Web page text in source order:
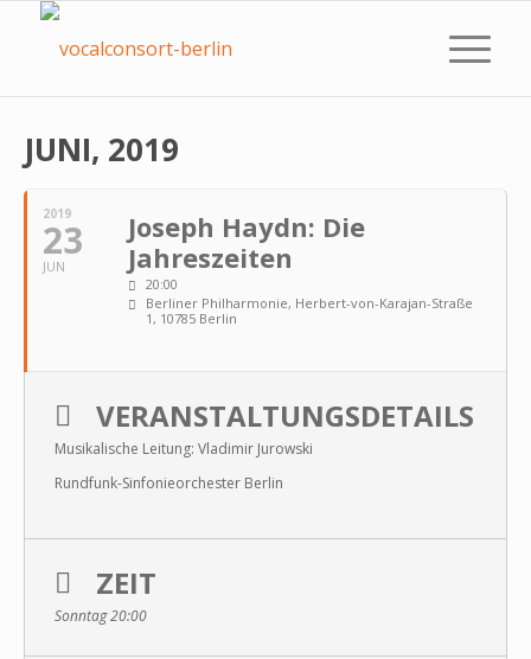
JUNI, 2019
2019
23
JUN
Joseph Haydn: Die
Jahreszeiten
20:00
Berliner Philharmonie, Herbert-von-Karajan-Straße
1, 10785 Berlin
VERANSTALTUNGSDETAILS
Musikalische Leitung: Vladimir Jurowski
Rundfunk-Sinfonieorchester Berlin
ZEIT
Sonntag 20:00